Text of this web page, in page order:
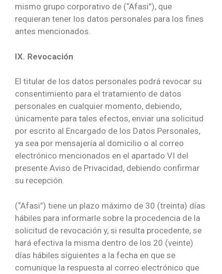
mismo grupo corporativo de (“Afasi”), que
requieran tener los datos personales para los fines
antes mencionados.
IX. Revocación
El titular de los datos personales podrá revocar su
consentimiento para el tratamiento de datos
personales en cualquier momento, debiendo,
únicamente para tales efectos, enviar una solicitud
por escrito al Encargado de los Datos Personales,
ya sea por mensajería al domicilio o al correo
electrónico mencionados en el apartado VI del
presente Aviso de Privacidad, debiendo confirmar
su recepción.
(“Afasi”) tiene un plazo máximo de 30 (treinta) días
hábiles para informarle sobre la procedencia de la
solicitud de revocación y, si resulta procedente, se
hará efectiva la misma dentro de los 20 (veinte)
días hábiles siguientes a la fecha en que se
comunique la respuesta al correo electrónico que